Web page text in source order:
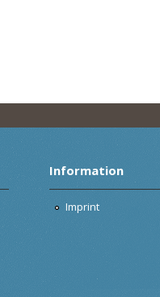
Information
Imprint